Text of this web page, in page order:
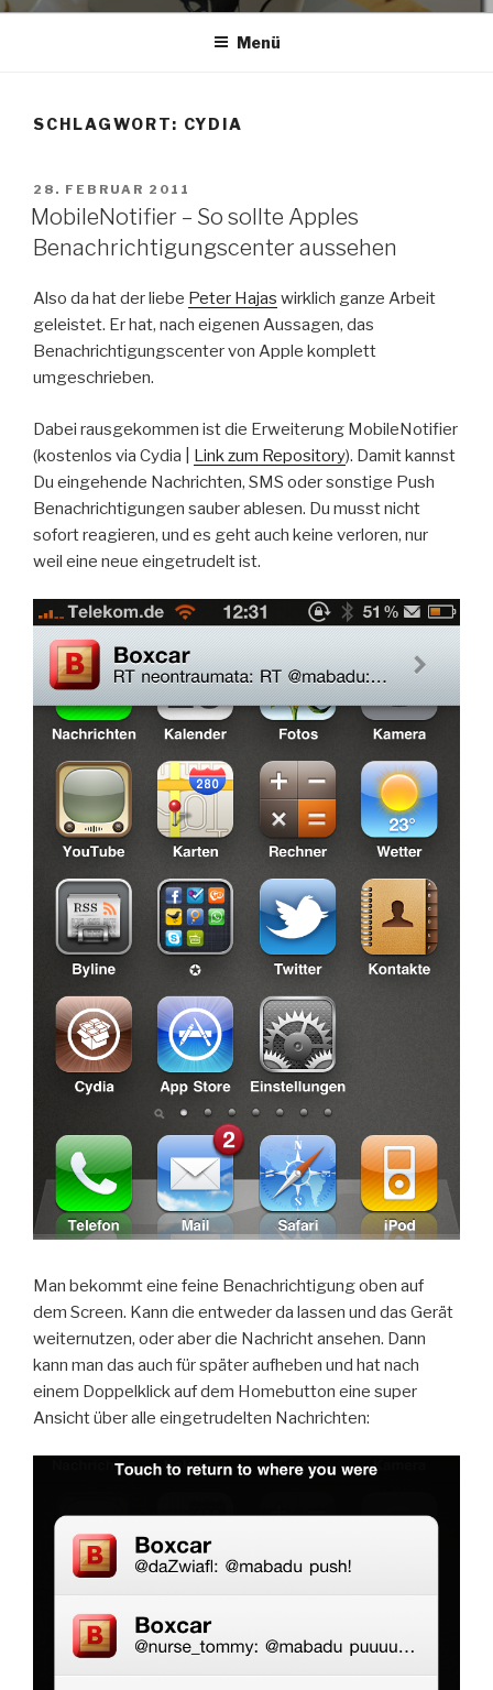
Menü
SCHLAGWORT: CYDIA
VERÖFFENTLICHT
AM
28. FEBRUAR 2011
MobileNotifier – So sollte Apples
Benachrichtigungscenter aussehen
Also da hat der liebe Peter Hajas wirklich ganze Arbeit
geleistet. Er hat, nach eigenen Aussagen, das
Benachrichtigungscenter von Apple komplett
umgeschrieben.
Dabei rausgekommen ist die Erweiterung MobileNotifier
(kostenlos via Cydia | Link zum Repository). Damit kannst
Du eingehende Nachrichten, SMS oder sonstige Push
Benachrichtigungen sauber ablesen. Du musst nicht
sofort reagieren, und es geht auch keine verloren, nur
weil eine neue eingetrudelt ist.
Man bekommt eine feine Benachrichtigung oben auf
dem Screen. Kann die entweder da lassen und das Gerät
weiternutzen, oder aber die Nachricht ansehen. Dann
kann man das auch für später aufheben und hat nach
einem Doppelklick auf dem Homebutton eine super
Ansicht über alle eingetrudelten Nachrichten: